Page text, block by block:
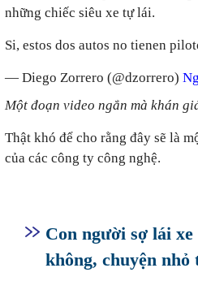
những chiếc siêu xe tự lái.
Si, estos dos autos no tienen
— Diego Zorrero (@dzorrero)
Một đoạn video ngắn mà khán
Thật khó để cho rằng đây sẽ là
của các công ty công nghệ.
Con người sợ lái
không, chuyện nhỏ